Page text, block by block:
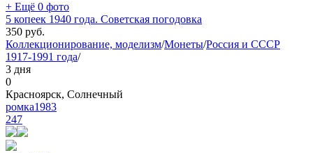
+ Ещё 0 фото
5 копеек 1940 года. Советская погодовка
350 руб.
Коллекционирование, моделизм/Монеты/Россия и СССР
1917-1991 года/
3 дня
0
Красноярск, Солнечный
ромка1983
247